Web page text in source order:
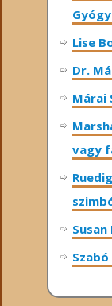
Lise
Dr.
Márai
vagy